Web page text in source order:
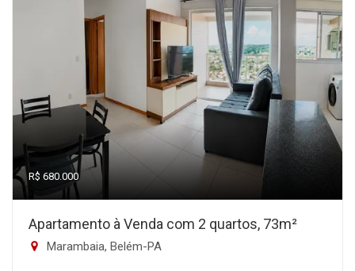
R$ 680.000
Apartamento à Venda com 2 quartos, 73m²
Marambaia, Belém-PA